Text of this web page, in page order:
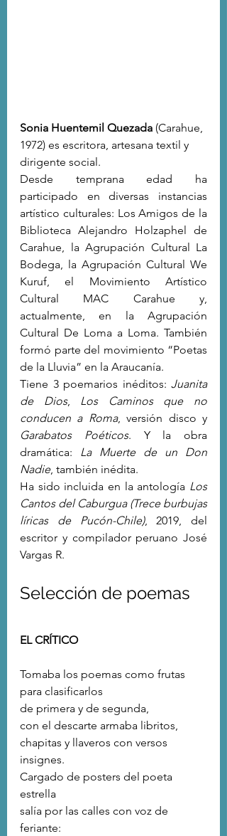
Sonia Huentemil Quezada (Carahue,
1972) es escritora, artesana textil y
dirigente social.
Desde temprana edad ha
participado en diversas instancias
artístico culturales: Los Amigos de la
Biblioteca Alejandro Holzaphel de
Carahue, la Agrupación Cultural La
Bodega, la Agrupación Cultural We
Kuruf, el Movimiento Artístico
Cultural MAC Carahue y,
actualmente, en la Agrupación
Cultural De Loma a Loma. También
formó parte del movimiento “Poetas
de la Lluvia” en la Araucanía.
Tiene 3 poemarios inéditos: Juanita
de Dios, Los Caminos que no
conducen a Roma
Garabatos Poéticos. Y la obra
dramática: La Muerte de un Don
Nadie, también inédita.
Ha sido incluida en la antología Los
Cantos del Caburgua (Trece burbujas
líricas de Pucón-Chile), 2019, del
escritor y compilador peruano José
Vargas R.
Selección de poemas
EL CRÍTICO
Tomaba los poemas como frutas
para clasificarlos
de primera y de segunda,
con el descarte armaba libritos,
chapitas y llaveros con versos
insignes.
Cargado de posters del poeta
estrella
salía por las calles con voz de
feriante: